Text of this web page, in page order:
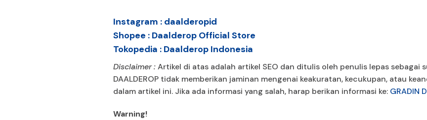
Instagram : daalderopid
Shopee : Daalderop Official Store
Tokopedia : Daalderop Indonesia
Disclaimer :Artikel di atas adalah artikel SEO dan ditulis oleh penulis lepas sebagai
DAALDEROP tidak memberikan jaminan mengenai keakuratan, kecukupan, atau
dalam artikel ini. Jika ada informasi yang salah, harap berikan informasi ke: GRADIN
Warning!